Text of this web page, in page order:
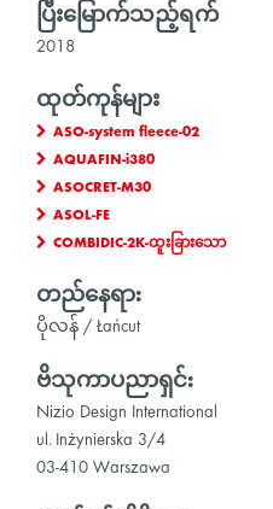
ပြီးမြောက်သည့်ရက်
2018
ထုတ်ကုန်များ
ASO-system fleece-02
AQUAFIN-i380
ASOCRET-M30
ASOL-FE
COMBIDIC-2K-ထူးခြားသော
တည်နေရာ:
ပိုလန် / Łańcut
ဗိသုကာပညာရှင်:
Nizio Design International
ul. Inżynierska 3/4
03-410 Warszawa